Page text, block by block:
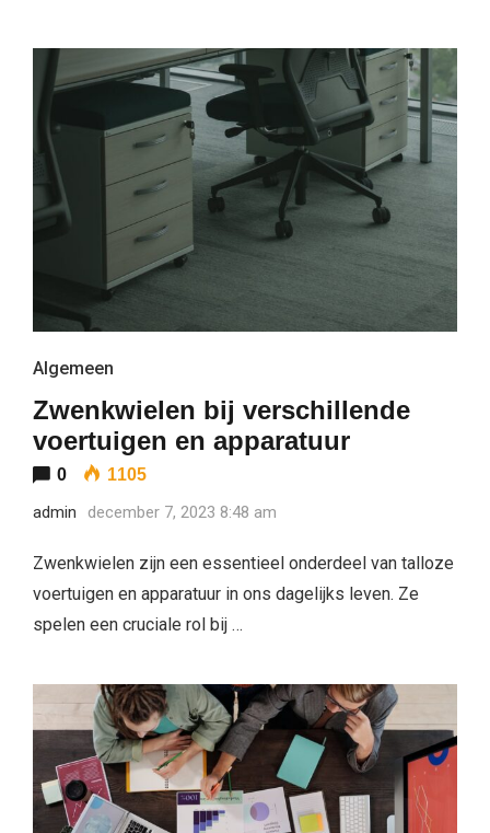
Algemeen
Zwenkwielen bij verschillende
voertuigen en apparatuur
0 1105
admin december 7, 2023 8:48 am
Zwenkwielen zijn een essentieel onderdeel van talloze
voertuigen en apparatuur in ons dagelijks leven. Ze
spelen een cruciale rol bij …